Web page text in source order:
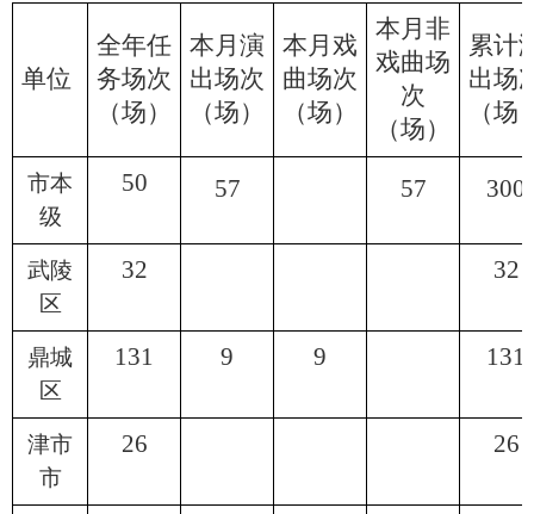
单位
全年任
务场次
（场）
本月演
出场次
（场）
本月 戏
曲场次
（场）
本月非
戏曲场
次
（场）
累计
出场
（场
市本
级
50 57 57 300
武陵
区
32 32
鼎城
区
131 9 9 131
津市
市
26 26